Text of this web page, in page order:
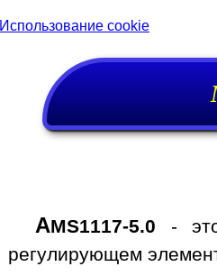
Использование cookie
AMS1117-5.0 -
регулирующем